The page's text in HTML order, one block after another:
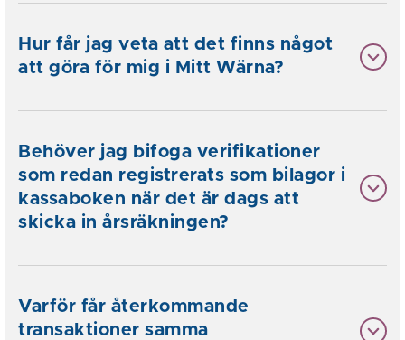
Hur får jag veta att det finns något
att göra för mig i Mitt Wärna?
Behöver jag bifoga verifikationer
som redan registrerats som bilagor i
kassaboken när det är dags att
skicka in årsräkningen?
Varför får återkommande
transaktioner samma